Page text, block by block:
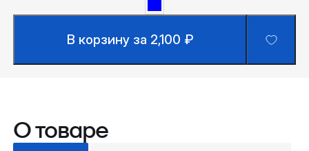
В корзину за 2,100 ₽
О товаре